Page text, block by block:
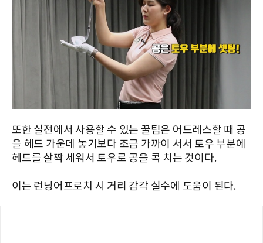
또한 실전에서 사용할 수 있는 꿀팁은 어드레스할 때 공
을 헤드 가운데 놓기보다 조금 가까이 서서 토우 부분에
헤드를 살짝 세워서 토우로 공을 콕 치는 것이다.
이는 런닝어프로치 시 거리 감각 실수에 도움이 된다.